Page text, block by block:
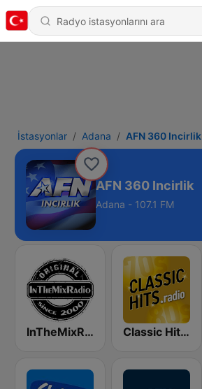
İstasyonlar Adana AFN 360 Incirlik
AFN 360 Incirlik
Adana - 107.1 FM
InTheMixRadio Classic Hits Radio - USA